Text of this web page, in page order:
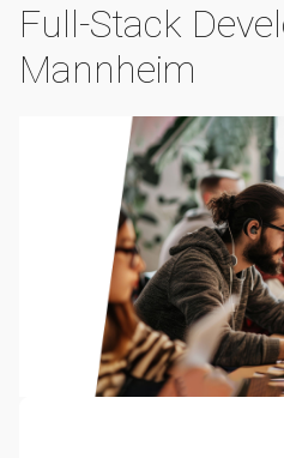
Full-Stack
Mannheim